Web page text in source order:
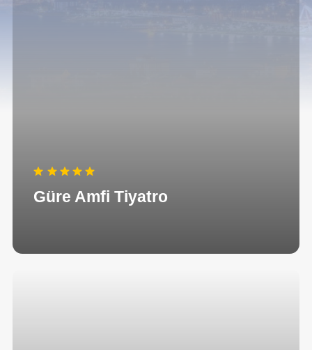
Güre Amfi Tiyatro